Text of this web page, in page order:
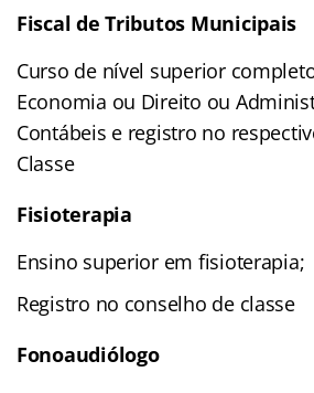
Fiscal de Tributos Municipais
Curso de nível superior
Economia ou Direito ou
Contábeis e registro no
Classe
Fisioterapia
Ensino superior em fisioterapia;
Registro no conselho de classe
Fonoaudiólogo